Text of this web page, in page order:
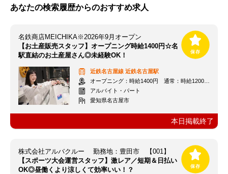
あなたの検索履歴からのおすすめ求人
名鉄商店MEICHIKA※2026年9月オープン
【お土産販売スタッフ】オープニング時給1400円☆名
駅直結のお土産屋さん◎未経験OK！
近鉄名古屋線 近鉄名古屋駅
オープニング：時給1400円 通常：時給1200円～＋交通費全額支給
アルバイト・パート
愛知県名古屋市
本日掲載終了
株式会社アルバクルー 勤務地：豊田市 【001】
【スポーツ大会運営スタッフ】激レア／短期＆日払い
OK◎昼働くより涼しくて効率いい！？